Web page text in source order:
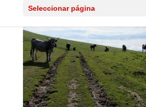
Seleccionar página